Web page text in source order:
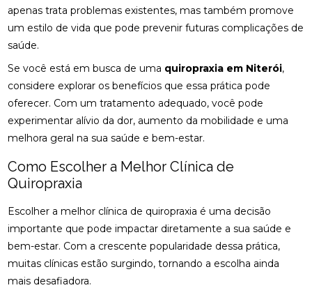
apenas trata problemas existentes, mas também promove
um estilo de vida que pode prevenir futuras complicações de
saúde.
Se você está em busca de uma quiropraxia em Niterói,
considere explorar os benefícios que essa prática pode
oferecer. Com um tratamento adequado, você pode
experimentar alívio da dor, aumento da mobilidade e uma
melhora geral na sua saúde e bem-estar.
Como Escolher a Melhor Clínica de
Quiropraxia
Escolher a melhor clínica de quiropraxia é uma decisão
importante que pode impactar diretamente a sua saúde e
bem-estar. Com a crescente popularidade dessa prática,
muitas clínicas estão surgindo, tornando a escolha ainda
mais desafiadora.
CLÍNICA DE QUIROPRAXIA PERTO DE MIM:
ENCONTRE ALÍVIO E BEM-ESTAR NA SUA REGIÃO
ENCONTRE ALÍVIO E BEM-ESTAR PELA REGIÃO
CLÍNICA DE QUIROPRAXIA PERTO DE MIM:
LOCALIZE ALÍVIO E BEM-ESTAR NA SUA REGIÃO
CLÍNICA DE QUIROPRAXIA PERTO DE MIM: TUDO
COMO A ACUPUNTURA PODE ALIVIAR A
COMO A ACUPUNTURA PODE ALIVIAR A
ENXAQUECA E MELHORAR SUA QUALIDADE DE
VIDA
COMO A ACUPUNTURA PODE ALIVIAR A